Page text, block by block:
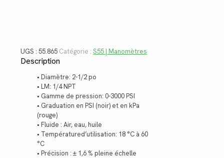
UGS : 55.865 Catégorie : S55 | Manomètres
Description
• Diamètre: 2-1/2 po
• LM: 1/4 NPT
• Gamme de pression: 0-3000 PSI
• Graduation en PSI (noir) et en kPa
(rouge)
• Fluide : Air, eau, huile
• Températured’utilisation: 18 °C à 60
°C
• Précision : ± 1,6 % pleine échelle